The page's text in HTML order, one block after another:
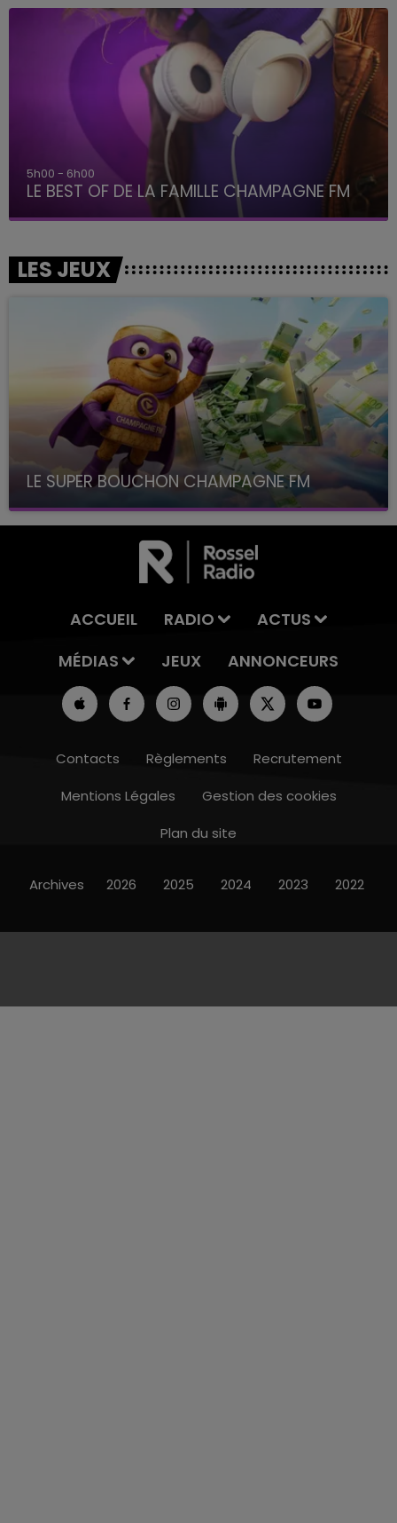
5h00 - 6h00
LE BEST OF DE LA FAMILLE CHAMPAGNE FM
LES JEUX
LE SUPER BOUCHON CHAMPAGNE FM
avec La Famille Champagne FM, à 8H10
ACCUEIL RADIO
ACTUS
MÉDIAS
JEUX ANNONCEURS
Contacts Règlements
Recrutement
Mentions Légales
Gestion des cookies
Plan du site
Archives 2026 2025 2024 2023 2022